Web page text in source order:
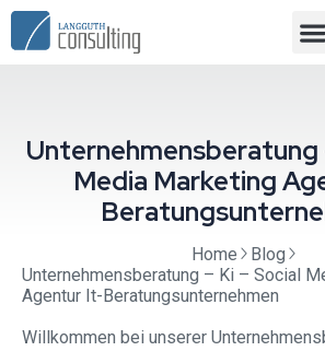
Unternehmensberatung
Media Marketing
Home
Blog
Unternehmensberatung – Ki – Social
Agentur It-Beratungsunternehmen
Willkommen bei unserer